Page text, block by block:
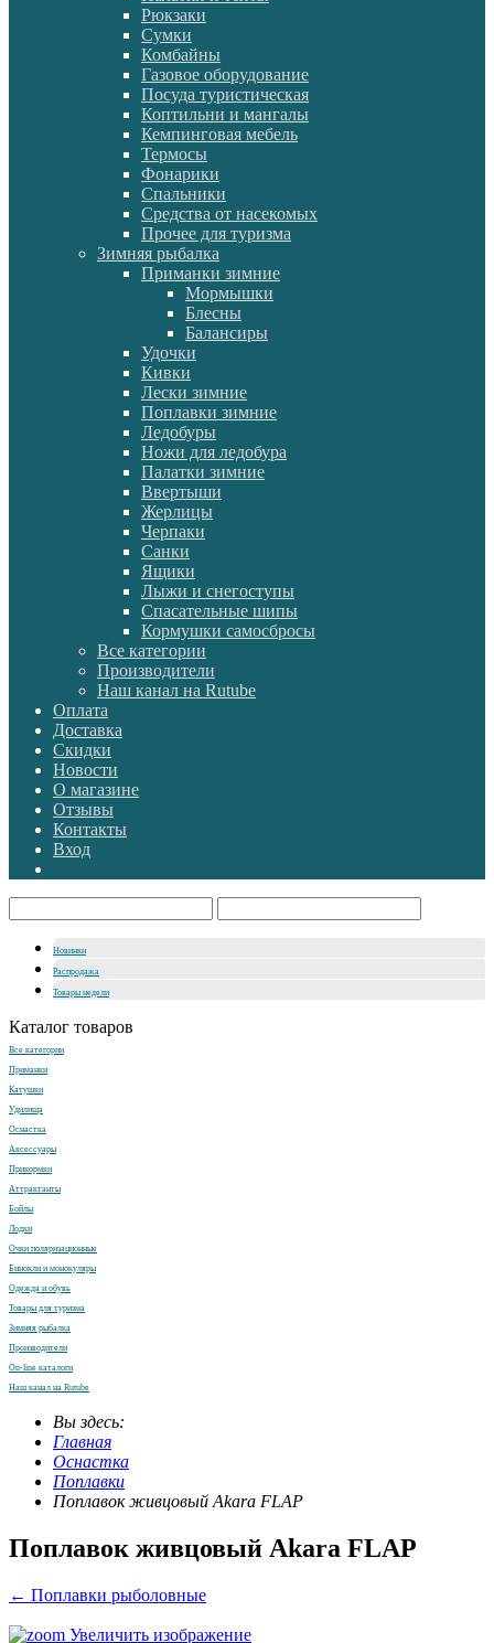
Рюкзаки
Сумки
Комбайны
Газовое оборудование
Посуда туристическая
Коптильни и мангалы
Кемпинговая мебель
Термосы
Фонарики
Спальники
Средства от насекомых
Прочее для туризма
Зимняя рыбалка
Приманки зимние
Мормышки
Блесны
Балансиры
Удочки
Кивки
Лески зимние
Поплавки зимние
Ледобуры
Ножи для ледобура
Палатки зимние
Ввертыши
Жерлицы
Черпаки
Санки
Ящики
Лыжи и снегоступы
Спасательные шипы
Кормушки самосбросы
Все категории
Производители
Наш канал на Rutube
Оплата
Доставка
Скидки
Новости
О магазине
Отзывы
Контакты
Вход
Новинки
Распродажа
Товары недели
Каталог товаров
Все категории
Приманки
Катушки
Удилища
Оснастка
Аксессуары
Прикормки
Аттрактанты
Бойлы
Лодки
Очки поляризационные
Бинокли и монокуляры
Одежда и обувь
Товары для туризма
Зимняя рыбалка
Производители
On-line каталоги
Наш канал на Rutube
Вы здесь:
Главная
Оснастка
Поплавки
Поплавок живцовый Akara FLAP
Поплавок живцовый Akara FLAP
← Поплавки рыболовные
Увеличить изображение